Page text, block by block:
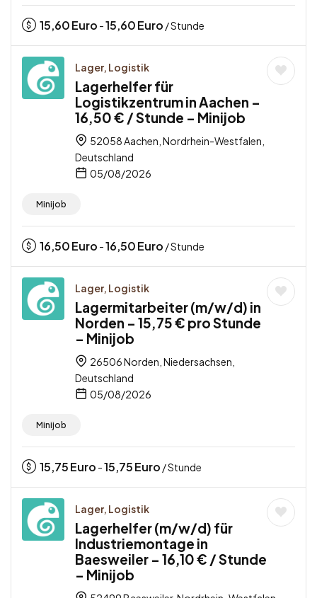
15,60Euro -15,60Euro / Stunde
Lager, Logistik
Lagerhelfer für
Logistikzentrum in Aachen –
16,50 € / Stunde – Minijob
52058 Aachen, Nordrhein-Westfalen,
Deutschland
05/08/2026
Minijob
16,50Euro -16,50Euro / Stunde
Lager, Logistik
Lagermitarbeiter (m/w/d) in
Norden – 15,75 € pro Stunde
– Minijob
26506 Norden, Niedersachsen,
Deutschland
05/08/2026
Minijob
15,75Euro -15,75Euro / Stunde
Lager, Logistik
Lagerhelfer (m/w/d) für
Industriemontage in
Baesweiler – 16,10 € / Stunde
– Minijob